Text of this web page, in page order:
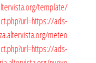
template/
ads-
meteo
ads-